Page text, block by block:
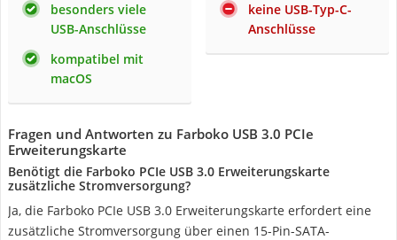
besonders viele
USB-Anschlüsse
kompatibel mit
macOS
keine USB-Typ-C-
Anschlüsse
Fragen und Antworten zu Farboko USB 3.0 PCIe
Erweiterungskarte
Benötigt die Farboko PCIe USB 3.0 Erweiterungskarte
zusätzliche Stromversorgung?
Ja, die Farboko PCIe USB 3.0 Erweiterungskarte erfordert eine
zusätzliche Stromversorgung über einen 15-Pin-SATA-